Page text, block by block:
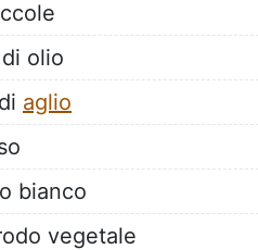
olio
aglio
bianco
vegetale